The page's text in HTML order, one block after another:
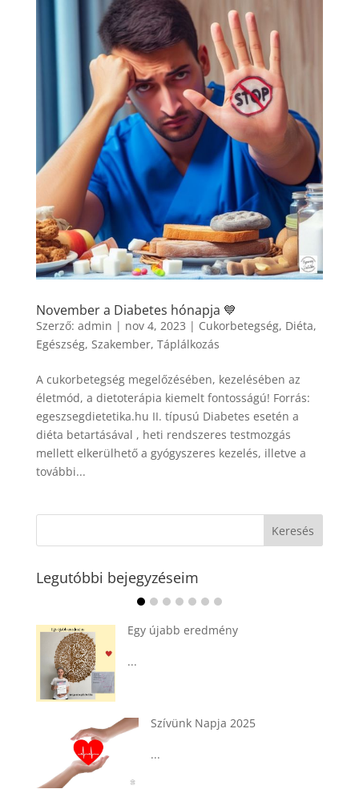
November a Diabetes hónapja 💙
Szerző: admin | nov 4, 2023 | Cukorbetegség, Diéta,
Egészség, Szakember, Táplálkozás
A cukorbetegség megelőzésében, kezelésében az
életmód, a dietoterápia kiemelt fontosságú! Forrás:
egeszsegdietetika.hu II. típusú Diabetes esetén a
diéta betartásával , heti rendszeres testmozgás
mellett elkerülhető a gyógyszeres kezelés, illetve a
további...
Legutóbbi bejegyzéseim